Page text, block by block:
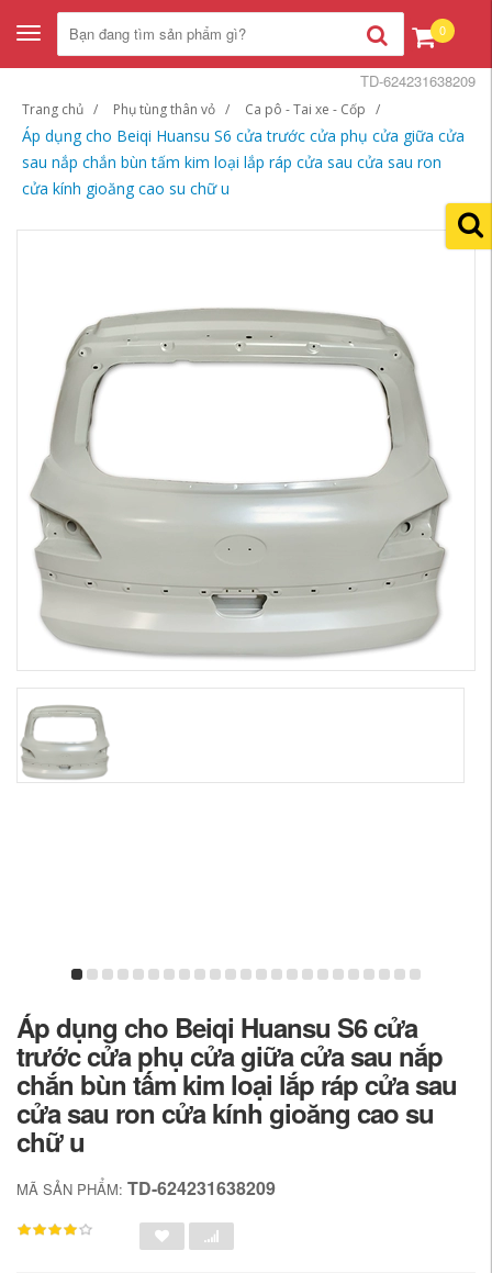
Toggle
navigation
0
Trang chủ Phụ tùng thân vỏ Ca pô - Tai xe - Cốp
Áp dụng cho Beiqi Huansu S6 cửa trước cửa phụ cửa giữa cửa
sau nắp chắn bùn tấm kim loại lắp ráp cửa sau cửa sau ron
cửa kính gioăng cao su chữ u
TD-624231638209
Áp dụng cho Beiqi Huansu S6 cửa
trước cửa phụ cửa giữa cửa sau nắp
chắn bùn tấm kim loại lắp ráp cửa sau
cửa sau ron cửa kính gioăng cao su
chữ u
MÃ SẢN PHẨM: TD-624231638209